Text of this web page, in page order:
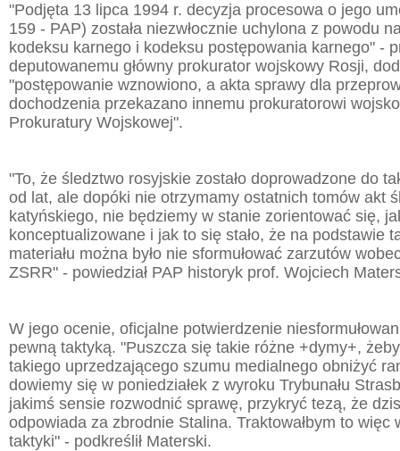
"Podjęta 13 lipca 1994 r. decyzja procesowa o jego
159 - PAP) została niezwłocznie uchylona z powodu
kodeksu karnego i kodeksu postępowania karnego" -
deputowanemu główny prokurator wojskowy Rosji,
"postępowanie wznowiono, a akta sprawy dla
dochodzenia przekazano innemu prokuratorowi
Prokuratury Wojskowej".
"To, że śledztwo rosyjskie zostało doprowadzone do
od lat, ale dopóki nie otrzymamy ostatnich tomów akt
katyńskiego, nie będziemy w stanie zorientować się,
konceptualizowane i jak to się stało, że na podstawie
materiału można było nie sformułować zarzutów
ZSRR" - powiedział PAP historyk prof. Wojciech
W jego ocenie, oficjalne potwierdzenie
pewną taktyką. "Puszcza się takie różne +dymy+,
takiego uprzedzającego szumu medialnego obniżyć
dowiemy się w poniedziałek z wyroku Trybunału
jakimś sensie rozwodnić sprawę, przykryć tezą, że
odpowiada za zbrodnie Stalina. Traktowałbym to więc
taktyki" - podkreślił Materski.